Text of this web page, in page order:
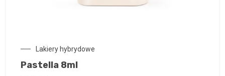
Lakiery hybrydowe
Pastella 8ml